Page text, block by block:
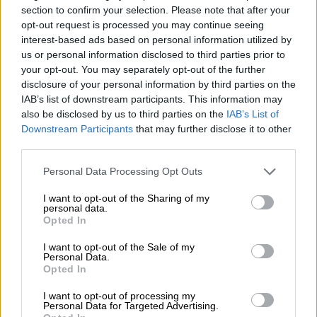
section to confirm your selection. Please note that after your
opt-out request is processed you may continue seeing
interest-based ads based on personal information utilized by
us or personal information disclosed to third parties prior to
your opt-out. You may separately opt-out of the further
disclosure of your personal information by third parties on the
IAB’s list of downstream participants. This information may
also be disclosed by us to third parties on the IAB’s List of
Downstream Participants that may further disclose it to other
Please note that this website/app uses one or more Google
not limited to your visit or usage behaviour. You may click to
grant or deny consent to Google and its third-party tags to
use your data for below specified purposes in below Google
consent section.
Personal Data Processing Opt Outs
I want to opt-out of the Sharing of my
personal data.
Opted In
I want to opt-out of the Sale of my
Personal Data.
Opted In
I want to opt-out of processing my
Personal Data for Targeted Advertising.
παράκαναν με την πολιτική ορθότητα;
Πρώτα θα γελούσα και μετά θα έκλαιγα:
Μετά θα του έδινα τη σημερινή εφημερίδα
που γράφει ότι σύζυγος στη Λάρισα
ξυλοκόπησε μέχρι αναισθησίας τη γυναίκα
του που ήθελε να τον χωρίσει γιατί την
να αφήσεις το σπίτι σου και να γίνουν τα
παιδιά σου χωρισμένων γονιών». Με αυτήν
την είδηση θ' απαντούσα και θα περίμενα ν'
αυτοί.
διεκδικεί μια γυναίκα του σήμερα;